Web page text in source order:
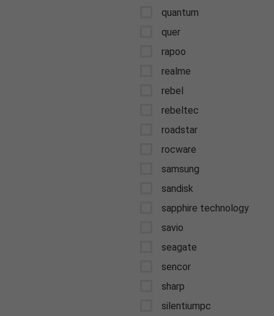
quantum
quer
rapoo
realme
rebel
rebeltec
roadstar
rocware
samsung
sandisk
sapphire technology
savio
seagate
sencor
sharp
silentiumpc